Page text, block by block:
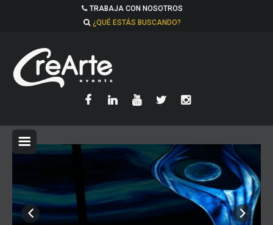
TRABAJA CON NOSOTROS
¿QUÉ ESTÁS BUSCANDO?